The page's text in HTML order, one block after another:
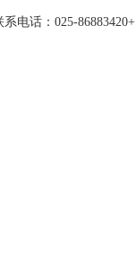
系电话：025-86883420+